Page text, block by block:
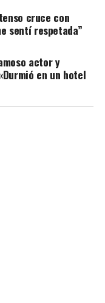
tircruce con
sentí respetada”
actor y
en un hotel